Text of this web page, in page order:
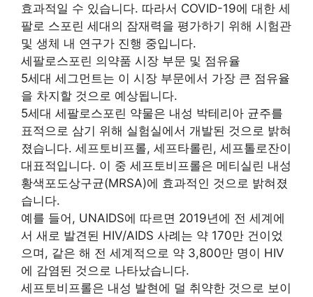
효과적일 수 있습니다. 따라서 COVID-19에 대한 세
팔로 스포린 세대의 잠재력을 평가하기 위해 시험관
및 생체 내 연구가 진행 중입니다.
세팔로스포린 의약품 시장 부문 및 점유율
5세대 세그먼트는 이 시장 부문에서 가장 큰 점유율
을 차지할 것으로 예상됩니다.
5세대 세팔로스포린 약물은 내성 박테리아 균주를
표적으로 삼기 위해 실험실에서 개발된 것으로 밝혀
졌습니다. 세프토비프롤, 세프타롤린, 세프톨로잔이
대표적입니다. 이 중 세프토비프롤은 메티실린 내성
황색포도상구균(MRSA)에 효과적인 것으로 밝혀졌
습니다.
예를 들어, UNAIDS에 따르면 2019년에 전 세계에
서 새로 발견된 HIV/AIDS 사례는 약 170만 건이었
으며, 같은 해 전 세계적으로 약 3,800만 명이 HIV
에 감염된 것으로 나타났습니다.
세프토비프롤은 내성 발현에 덜 취약한 것으로 보이